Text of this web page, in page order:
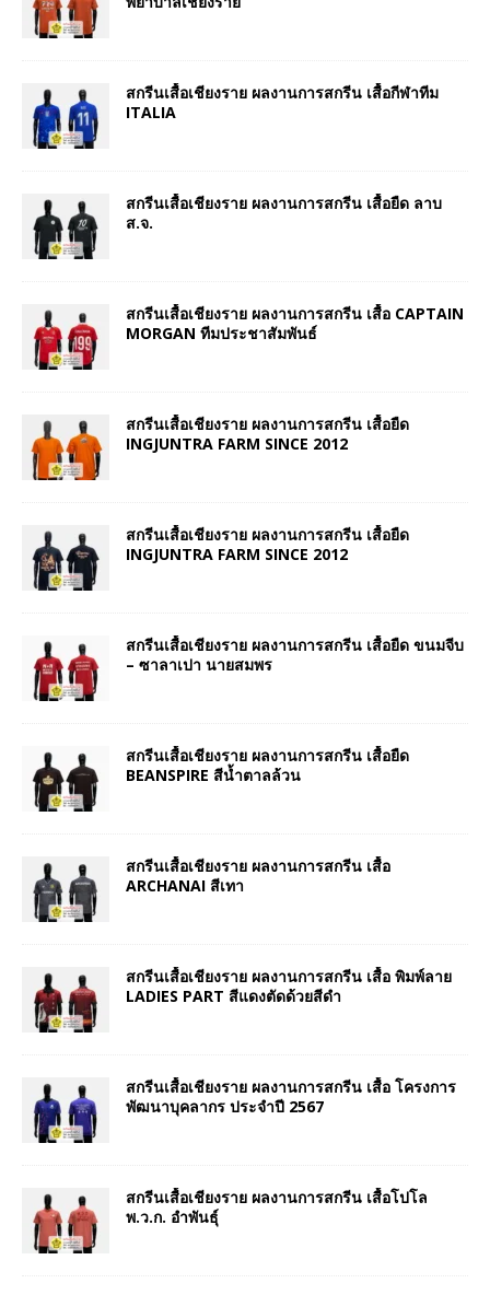
สกรีนเสื้อเชียงราย ผลงานการสกรีน เสื้อกีฬาทีม
ITALIA
สกรีนเสื้อเชียงราย ผลงานการสกรีน เสื้อยืด ลาบ
ส.จ.
สกรีนเสื้อเชียงราย ผลงานการสกรีน เสื้อ CAPTAIN
MORGAN ทีมประชาสัมพันธ์
สกรีนเสื้อเชียงราย ผลงานการสกรีน เสื้อยืด
INGJUNTRA FARM SINCE 2012
สกรีนเสื้อเชียงราย ผลงานการสกรีน เสื้อยืด
INGJUNTRA FARM SINCE 2012
สกรีนเสื้อเชียงราย ผลงานการสกรีน เสื้อยืด ขนมจีบ
– ซาลาเปา นายสมพร
สกรีนเสื้อเชียงราย ผลงานการสกรีน เสื้อยืด
BEANSPIRE สีน้ำตาลล้วน
สกรีนเสื้อเชียงราย ผลงานการสกรีน เสื้อ
ARCHANAI สีเทา
สกรีนเสื้อเชียงราย ผลงานการสกรีน เสื้อ พิมพ์ลาย
LADIES PART สีแดงตัดด้วยสีดำ
สกรีนเสื้อเชียงราย ผลงานการสกรีน เสื้อ โครงการ
พัฒนาบุคลากร ประจำปี 2567
สกรีนเสื้อเชียงราย ผลงานการสกรีน เสื้อโปโล
พ.ว.ก. อำพันธุ์